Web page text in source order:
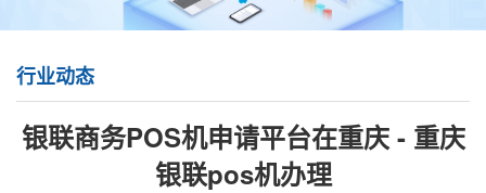
行业动态
银联商务POS机申请平台在重庆 - 重庆
银联pos机办理